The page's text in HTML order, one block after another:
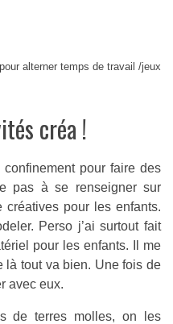
alterner temps de travail /jeux
créa !
pour faire des
pas à se renseigner sur
pour les enfants.
Perso j’ai surtout fait
pour les enfants. Il me
là tout va bien. Une fois de
avec eux.
de terres molles, on les